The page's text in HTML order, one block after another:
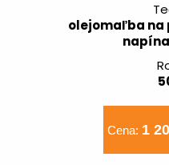
olejomaľba na
Cena: 1